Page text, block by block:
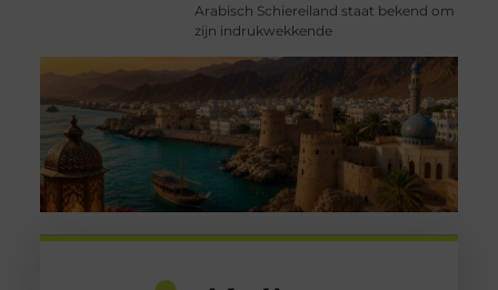
Arabisch Schiereiland staat bekend om
zijn indrukwekkende